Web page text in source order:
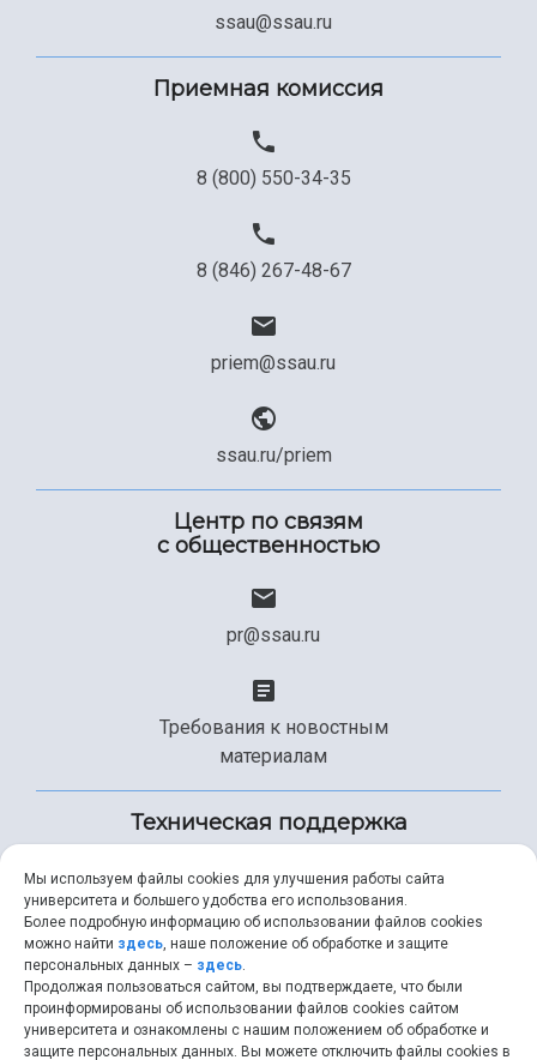
ssau@ssau.ru
Приемная комиссия
8 (800) 550-34-35
8 (846) 267-48-67
priem@ssau.ru
ssau.ru/priem
Центр по связям
с общественностью
pr@ssau.ru
Требования к новостным
материалам
Техническая поддержка
+7 (846) 267-49-99
help@ssau.ru
Мы используем файлы cookies для улучшения работы сайта
университета и большего удобства его использования.
Более подробную информацию об использовании файлов cookies
можно найти здесь, наше положение об обработке и защите
персональных данных – здесь.
Продолжая пользоваться сайтом, вы подтверждаете, что были
проинформированы об использовании файлов cookies сайтом
университета и ознакомлены с нашим положением об обработке и
защите персональных данных. Вы можете отключить файлы cookies в